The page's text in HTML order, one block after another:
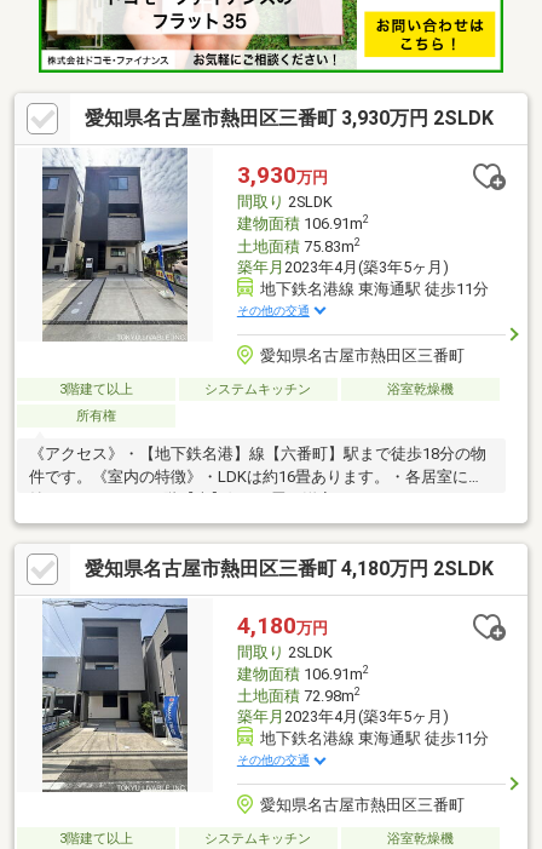
物件の詳細・ご相談はお気軽にお問い合わせください。
愛知県名古屋市熱田区三番町 3,930万円 2SLDK
3,930万円
間取り 2SLDK
建物面積106.91m2
土地面積75.83m2
築年月 2023年4月(築3年5ヶ月)
地下鉄名港線 東海通駅 徒歩11分
その他の交通
愛知県名古屋市熱田区三番町
3階建て以上 システムキッチン
浴室乾燥機
所有権
《アクセス》・【地下鉄名港】線【六番町】駅まで徒歩18分の物
件です。《室内の特徴》・LDKは約16畳あります。・各居室に収
ローゼットが設置されています。・トイレは温水洗浄機能付きで
す。《リビングメッセージ》・【西友 熱田三番町店】・・・徒歩
5分（約320ｍ）・【セブンイレブン名古屋港七番町店】・・・徒
歩8分（約580ｍ）・【五番町公園】・・・徒歩5分（約380ｍ）・
【カワムラ医院】・・・徒歩7分（約500ｍ）・【千年小学
校】・・・徒歩8分（約580ｍ）・【宮中学校】・・・徒歩23分(約
1800ｍ)
愛知県名古屋市熱田区三番町 4,180万円 2SLDK
4,180万円
間取り 2SLDK
建物面積106.91m2
土地面積72.98m2
築年月 2023年4月(築3年5ヶ月)
地下鉄名港線 東海通駅 徒歩11分
その他の交通
愛知県名古屋市熱田区三番町
3階建て以上 システムキッチン
浴室乾燥機